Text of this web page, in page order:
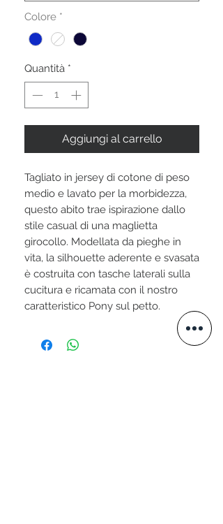
Colore *
Quantità *
Aggiungi al carrello
Tagliato in jersey di cotone di peso
medio e lavato per la morbidezza,
questo abito trae ispirazione dallo
stile casual di una maglietta
girocollo. Modellata da pieghe in
vita, la silhouette aderente e svasata
è costruita con tasche laterali sulla
cucitura e ricamata con il nostro
caratteristico Pony sul petto.